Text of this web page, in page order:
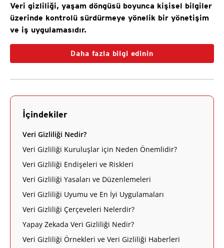
Veri gizliliği, yaşam döngüsü boyunca kişisel bilgiler
üzerinde kontrolü sürdürmeye yönelik bir yönetişim
ve iş uygulamasıdır.
Daha fazla bilgi edinin
İçindekiler
Veri Gizliliği Nedir?
Veri Gizliliği Kuruluşlar için Neden Önemlidir?
Veri Gizliliği Endişeleri ve Riskleri
Veri Gizliliği Yasaları ve Düzenlemeleri
Veri Gizliliği Uyumu ve En İyi Uygulamaları
Veri Gizliliği Çerçeveleri Nelerdir?
Yapay Zekada Veri Gizliliği Nedir?
Veri Gizliliği Örnekleri ve Veri Gizliliği Haberleri